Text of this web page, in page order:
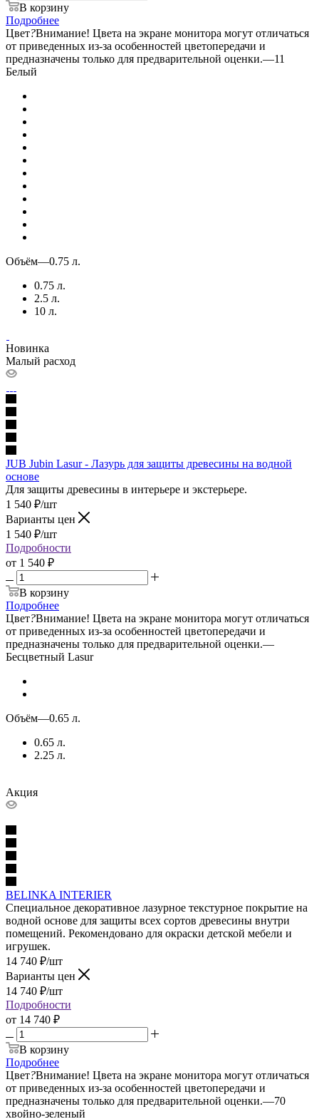
В корзину
Подробнее
Цвет?Внимание! Цвета на экране монитора могут отличаться
от приведенных из-за особенностей цветопередачи и
предназначены только для предварительной оценки.—11
Белый
Объём—0.75 л.
0.75 л.
2.5 л.
10 л.
Новинка
Малый расход
JUB Jubin Lasur - Лазурь для защиты древесины на водной
основе
Для защиты древесины в интерьере и экстерьере.
1 540 ₽/шт
Варианты цен
1 540 ₽/шт
Подробности
от 1 540 ₽
В корзину
Подробнее
Цвет?Внимание! Цвета на экране монитора могут отличаться
от приведенных из-за особенностей цветопередачи и
предназначены только для предварительной оценки.—
Бесцветный Lasur
Объём—0.65 л.
0.65 л.
2.25 л.
Акция
BELINKA INTERIER
Специальное декоративное лазурное текстурное покрытие на
водной основе для защиты всех сортов древесины внутри
помещений. Рекомендовано для окраски детской мебели и
игрушек.
14 740 ₽/шт
Варианты цен
14 740 ₽/шт
Подробности
от 14 740 ₽
В корзину
Подробнее
Цвет?Внимание! Цвета на экране монитора могут отличаться
от приведенных из-за особенностей цветопередачи и
предназначены только для предварительной оценки.—70
хвойно-зеленый